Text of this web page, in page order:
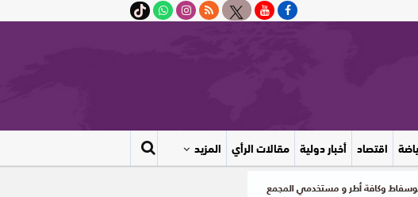
اقتصاد أخبار دولية مقالات الرأي المزيد